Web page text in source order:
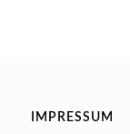
IMPRESSUM